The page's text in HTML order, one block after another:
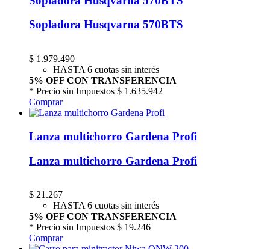
Sopladora Husqvarna 570BTS
$ 1.979.490
HASTA 6 cuotas sin interés
5% OFF CON TRANSFERENCIA
* Precio sin Impuestos $ 1.635.942
Comprar
Lanza multichorro Gardena Profi
Lanza multichorro Gardena Profi
$ 21.267
HASTA 6 cuotas sin interés
5% OFF CON TRANSFERENCIA
* Precio sin Impuestos $ 19.246
Comprar